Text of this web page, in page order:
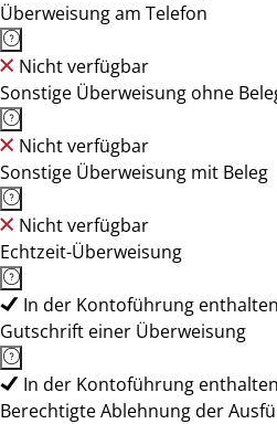
Überweisung am Telefon
Nicht verfügbar
Sonstige Überweisung ohne
Nicht verfügbar
Sonstige Überweisung mit Beleg
Nicht verfügbar
Echtzeit-Überweisung
In der Kontoführung enthalten
Gutschrift einer Überweisung
In der Kontoführung enthalten
Berechtigte Ablehnung der